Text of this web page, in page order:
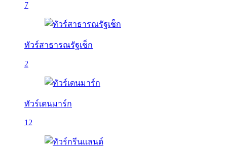
7
ทัวร์สาธารณรัฐเช็ก
2
ทัวร์เดนมาร์ก
12